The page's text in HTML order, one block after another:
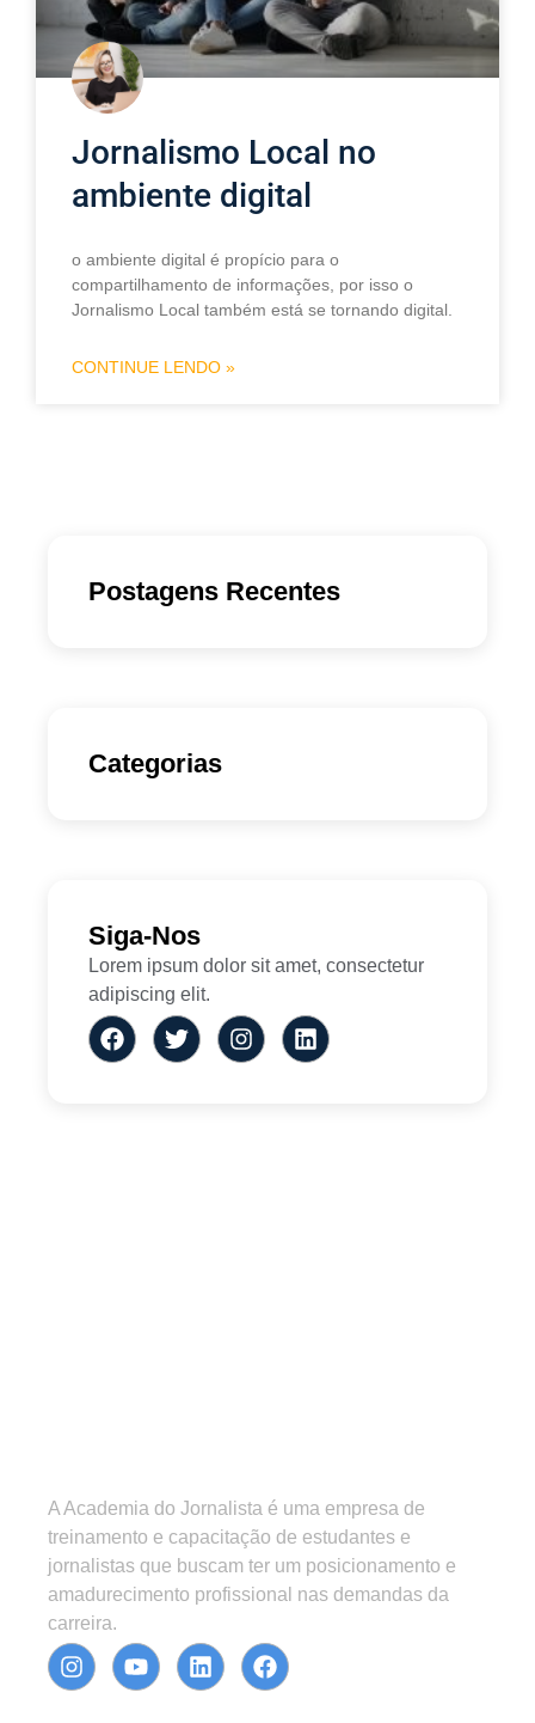
Jornalismo Local no
ambiente digital
o ambiente digital é propício para o
compartilhamento de informações, por isso o
Jornalismo Local também está se tornando digital.
CONTINUE LENDO »
Postagens Recentes
Categorias
Siga-Nos
Lorem ipsum dolor sit amet, consectetur
adipiscing elit.
A Academia do Jornalista é uma empresa de
treinamento e capacitação de estudantes e
jornalistas que buscam ter um posicionamento e
amadurecimento profissional nas demandas da
carreira.